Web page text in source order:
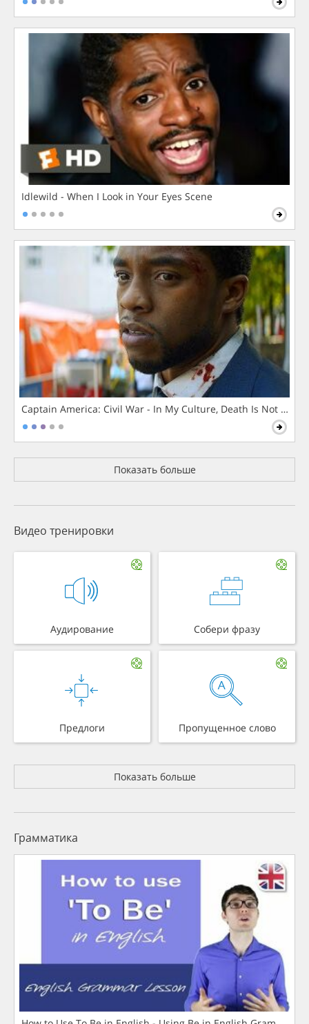
Idlewild - When I Look in Your Eyes Scene
Captain America: Civil War - In My Culture, Death Is Not The
Показать больше
Видео тренировки
Аудирование Собери фразу
Предлоги Пропущенное слово
Показать больше
Грамматика